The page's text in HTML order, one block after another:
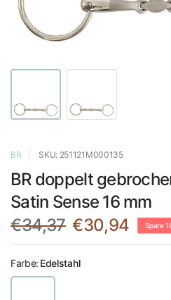
BR SKU: 251121M000135
BR doppelt
Satin Sense 16 mm
€34,37 €30,94 Spare
Farbe: Edelstahl